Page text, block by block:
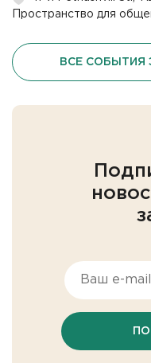
Пространство для
ВСЕ СОБЫТИЯ